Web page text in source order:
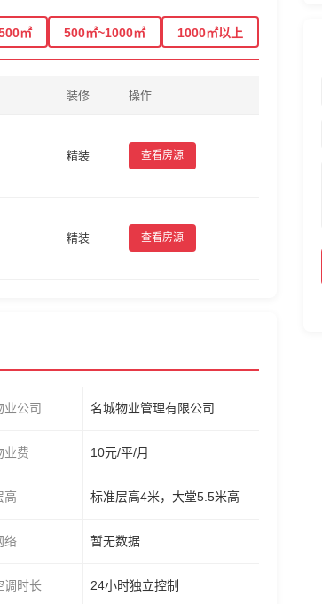
㎡ 500㎡~1000㎡ 1000㎡以上
装修 操作
精装 查看房源
精装 查看房源
业公司 名城物业管理有限公司
业费 10元/平/月
高 标准层高4米，大堂5.5米高
络 暂无数据
调时长 24小时独立控制